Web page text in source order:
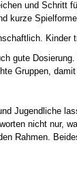
und Schritt
kurze
Kinder
gute
Gruppen,
Jugendliche
nicht nur,
Rahmen.